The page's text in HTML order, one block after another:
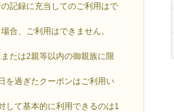
記録に充当してのご利用はで
合、ご利用はできません。
たは2親等以内の御親族に限
過ぎたクーポンはご利用い
て基本的に利用できるのは1